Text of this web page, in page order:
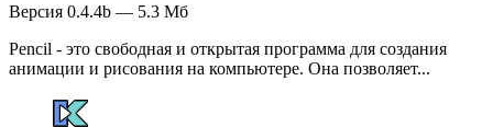
Версия 0.4.4b — 5.3 Мб
Pencil - это свободная и открытая программа для создания
анимации и рисования на компьютере. Она позволяет...